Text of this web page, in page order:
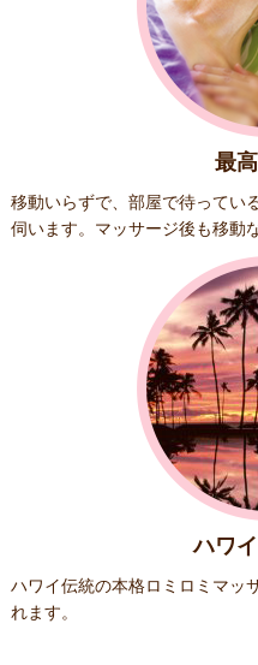
最
移動いらずで、部屋で待ってい
伺います。マッサージ後も移動
ハワ
ハワイ伝統の本格ロミロミマッ
れます。